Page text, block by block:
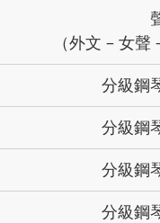
（外文 – 女
分級鋼
分級鋼
分級鋼
分級鋼